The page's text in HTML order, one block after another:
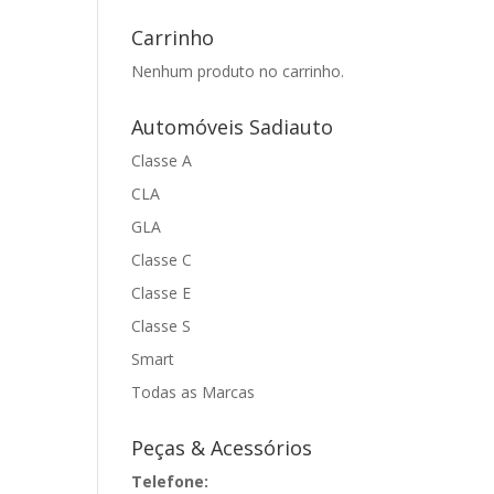
Carrinho
Nenhum produto no carrinho.
Automóveis Sadiauto
Classe A
CLA
GLA
Classe C
Classe E
Classe S
Smart
Todas as Marcas
Peças & Acessórios
Telefone: